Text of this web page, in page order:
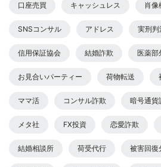
口座売買 キャッシュレス 肖像
SNSコンサル アドレス 実刑判
信用保証協会 結婚詐欺 医薬部
お見合いパーティー 荷物転送
ママ活 コンサル詐欺 暗号通貨
メタ社 FX投資 恋愛詐欺
結婚相談所 荷受代行 被害回復